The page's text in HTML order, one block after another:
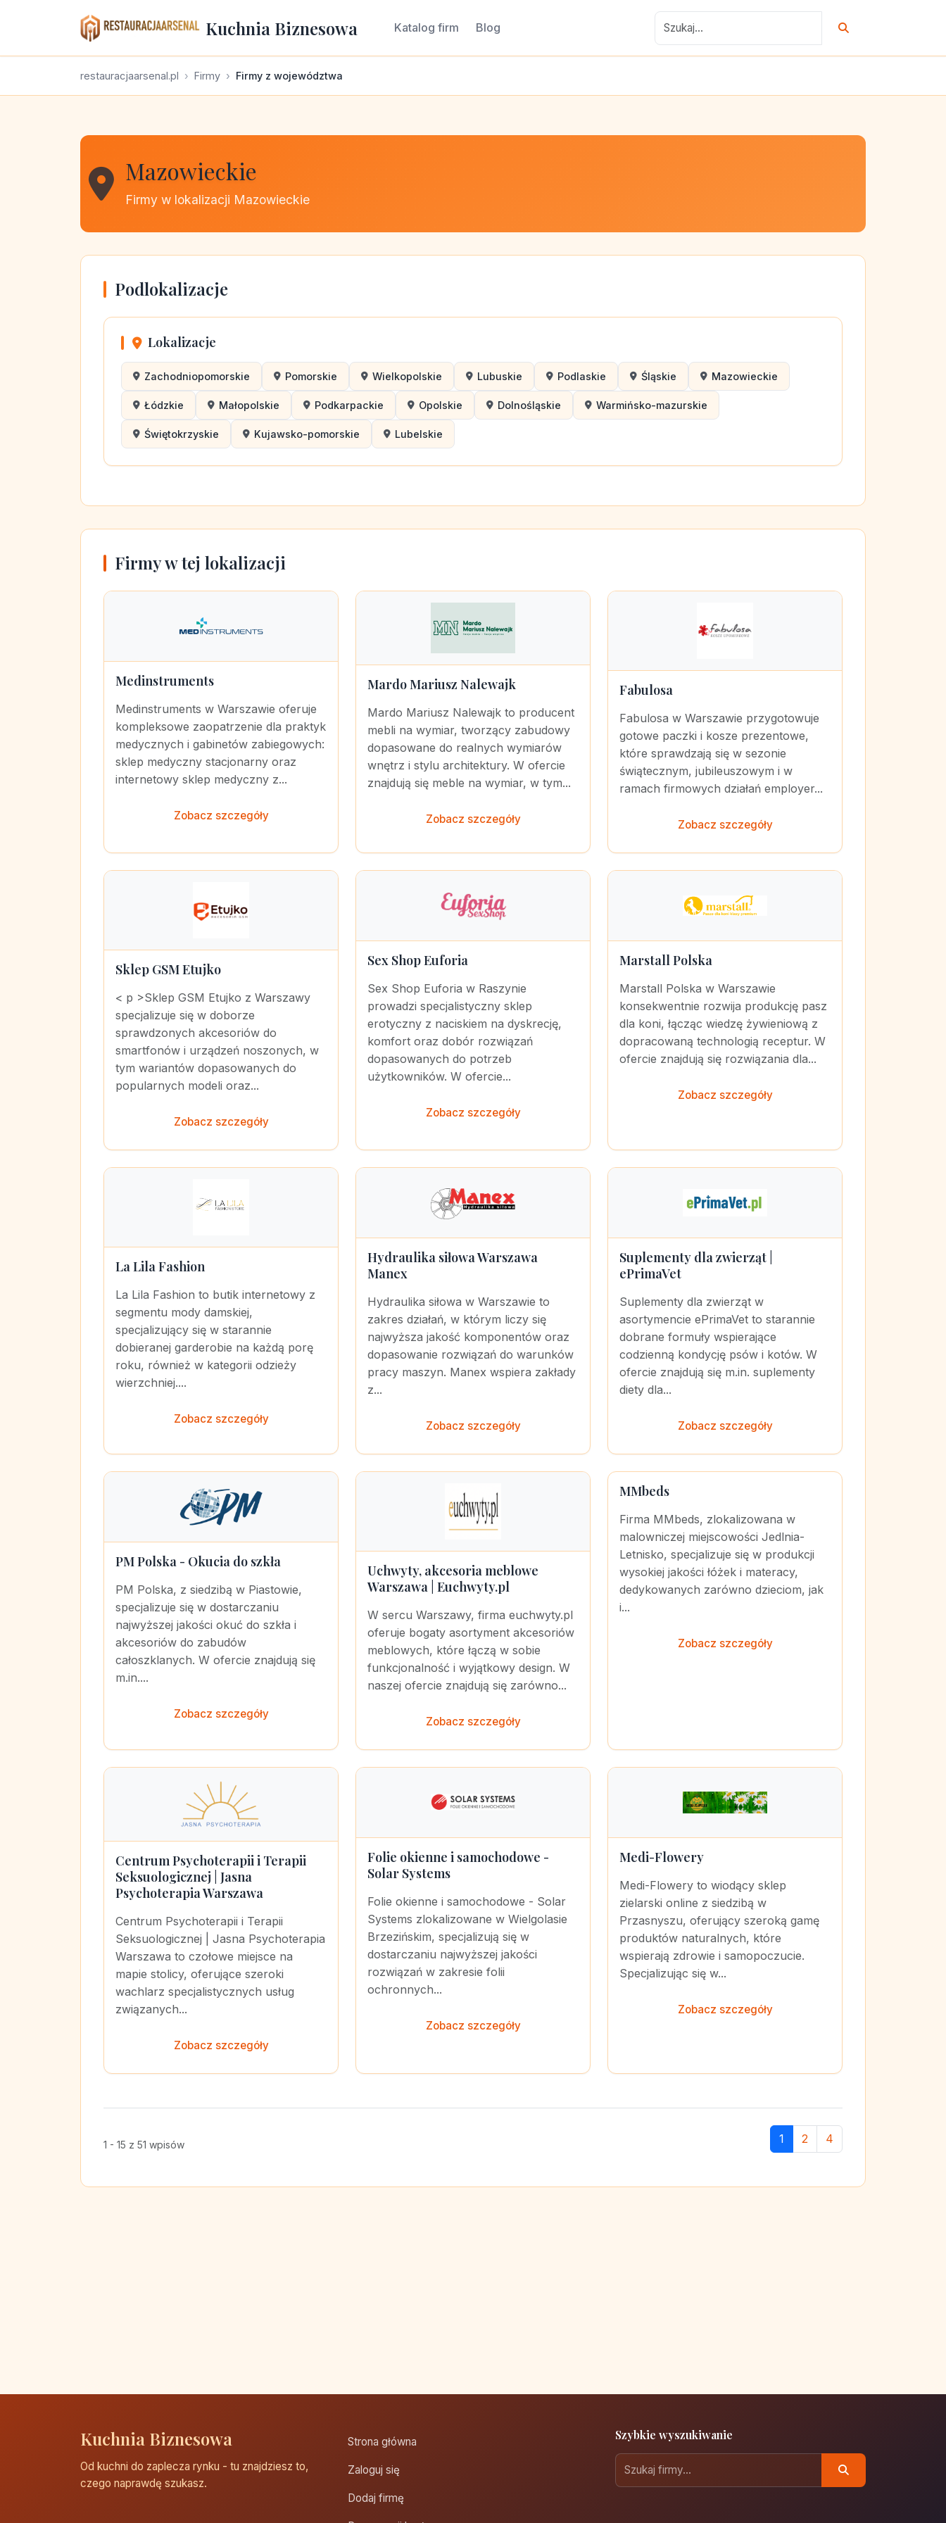
Kuchnia Biznesowa Katalog firm Blog
restauracjaarsenal.pl Firmy Firmy z województwa
Mazowieckie
Firmy w lokalizacji Mazowieckie
Podlokalizacje
Lokalizacje
Zachodniopomorskie Pomorskie Wielkopolskie Lubuskie Podlaskie Śląskie Mazowieckie
Łódzkie Małopolskie Podkarpackie Opolskie Dolnośląskie Warmińsko-mazurskie
Świętokrzyskie Kujawsko-pomorskie Lubelskie
Firmy w tej lokalizacji
Medinstruments
Medinstruments w Warszawie oferuje
kompleksowe zaopatrzenie dla praktyk
medycznych i gabinetów zabiegowych:
sklep medyczny stacjonarny oraz
internetowy sklep medyczny z...
Zobacz szczegóły
Mardo Mariusz Nalewajk
Mardo Mariusz Nalewajk to producent
mebli na wymiar, tworzący zabudowy
dopasowane do realnych wymiarów
wnętrz i stylu architektury. W ofercie
znajdują się meble na wymiar, w tym...
Zobacz szczegóły
Fabulosa
Fabulosa w Warszawie przygotowuje
gotowe paczki i kosze prezentowe,
które sprawdzają się w sezonie
świątecznym, jubileuszowym i w
ramach firmowych działań employer...
Zobacz szczegóły
Sklep GSM Etujko
< p >Sklep GSM Etujko z Warszawy
specjalizuje się w doborze
sprawdzonych akcesoriów do
smartfonów i urządzeń noszonych, w
tym wariantów dopasowanych do
popularnych modeli oraz...
Zobacz szczegóły
Sex Shop Euforia
Sex Shop Euforia w Raszynie
prowadzi specjalistyczny sklep
erotyczny z naciskiem na dyskrecję,
komfort oraz dobór rozwiązań
dopasowanych do potrzeb
użytkowników. W ofercie...
Zobacz szczegóły
Marstall Polska
Marstall Polska w Warszawie
konsekwentnie rozwija produkcję pasz
dla koni, łącząc wiedzę żywieniową z
dopracowaną technologią receptur. W
ofercie znajdują się rozwiązania dla...
Zobacz szczegóły
La Lila Fashion
La Lila Fashion to butik internetowy z
segmentu mody damskiej,
specjalizujący się w starannie
dobieranej garderobie na każdą porę
roku, również w kategorii odzieży
wierzchniej....
Zobacz szczegóły
Hydraulika siłowa Warszawa
Manex
Hydraulika siłowa w Warszawie to
zakres działań, w którym liczy się
najwyższa jakość komponentów oraz
dopasowanie rozwiązań do warunków
pracy maszyn. Manex wspiera zakłady
z...
Zobacz szczegóły
Suplementy dla zwierząt |
ePrimaVet
Suplementy dla zwierząt w
asortymencie ePrimaVet to starannie
dobrane formuły wspierające
codzienną kondycję psów i kotów. W
ofercie znajdują się m.in. suplementy
diety dla...
Zobacz szczegóły
PM Polska - Okucia do szkła
PM Polska, z siedzibą w Piastowie,
specjalizuje się w dostarczaniu
najwyższej jakości okuć do szkła i
akcesoriów do zabudów
całoszklanych. W ofercie znajdują się
m.in....
Zobacz szczegóły
Uchwyty, akcesoria meblowe
Warszawa | Euchwyty.pl
W sercu Warszawy, firma euchwyty.pl
oferuje bogaty asortyment akcesoriów
meblowych, które łączą w sobie
funkcjonalność i wyjątkowy design. W
naszej ofercie znajdują się zarówno...
Zobacz szczegóły
MMbeds
Firma MMbeds, zlokalizowana w
malowniczej miejscowości Jedlnia-
Letnisko, specjalizuje się w produkcji
wysokiej jakości łóżek i materacy,
dedykowanych zarówno dzieciom, jak
i...
Zobacz szczegóły
Centrum Psychoterapii i Terapii
Seksuologicznej | Jasna
Psychoterapia Warszawa
Centrum Psychoterapii i Terapii
Seksuologicznej | Jasna Psychoterapia
Warszawa to czołowe miejsce na
mapie stolicy, oferujące szeroki
wachlarz specjalistycznych usług
związanych...
Zobacz szczegóły
Folie okienne i samochodowe -
Solar Systems
Folie okienne i samochodowe - Solar
Systems zlokalizowane w Wielgolasie
Brzezińskim, specjalizują się w
dostarczaniu najwyższej jakości
rozwiązań w zakresie folii
ochronnych...
Zobacz szczegóły
Medi-Flowery
Medi-Flowery to wiodący sklep
zielarski online z siedzibą w
Przasnyszu, oferujący szeroką gamę
produktów naturalnych, które
wspierają zdrowie i samopoczucie.
Specjalizując się w...
Zobacz szczegóły
1 - 15 z 51 wpisów 1 2 4
Kuchnia Biznesowa
Od kuchni do zaplecza rynku - tu znajdziesz to,
czego naprawdę szukasz.
Strona główna
Zaloguj się
Dodaj firmę
Szybkie wyszukiwanie